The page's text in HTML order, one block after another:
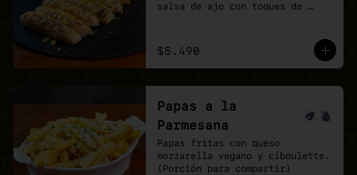
salsa de ajo con toques de
estos palitos son lo mas cerca
que estarás.
$5.490
Papas a la
Parmesana
Papas fritas con queso
mozzarella vegano y ciboulette.
(Porción para compartir)